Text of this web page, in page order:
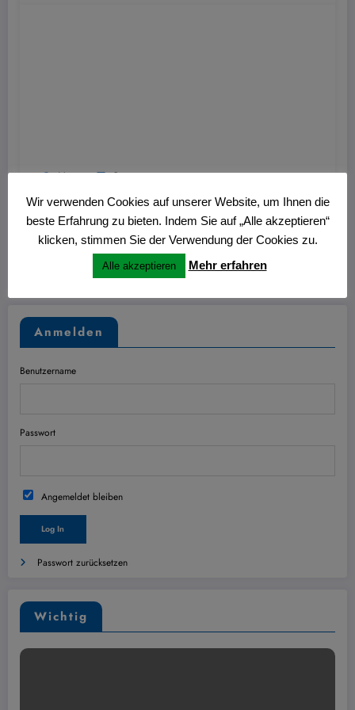
Hans 0
Nitschmann Ausstellung im Kulturzentrum
Westring
27. Juni 2026
Anmelden
Benutzername
Passwort
Angemeldet bleiben
Passwort zurücksetzen
Wichtig
Wir verwenden Cookies auf unserer Website, um Ihnen die
beste Erfahrung zu bieten. Indem Sie auf „Alle akzeptieren“
klicken, stimmen Sie der Verwendung der Cookies zu.
Alle akzeptieren Mehr erfahren